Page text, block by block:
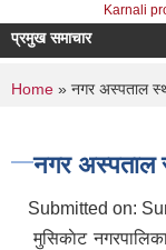
Karnali
प्रमुख समाचार
You are
Home » नगर अस्पताल
नगर अस्पताल
Submitted on:
मुसिकाेट